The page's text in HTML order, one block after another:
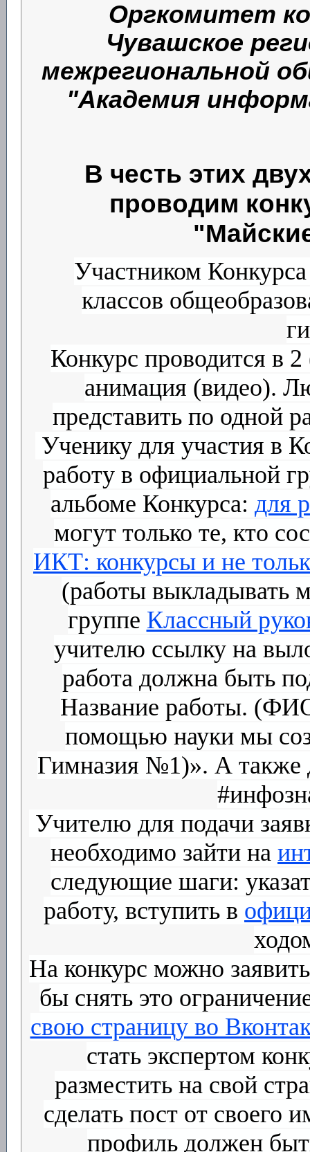
Оргкомитет
Чувашское
межрегиональной
"Академия
В честь этих
проводим
Участником
классов
Конкурс проводится в
анимация (видео).
представить по одной
Ученику для участия в
работу в официальной
альбоме Конкурса: для
могут только те, кто
ИКТ: конкурсы и не
(работы выкладывать
группе Классный
учителю ссылку на
работа должна быть
Название работы.
помощью науки мы
Гимназия №1)». А также
Учителю для подачи
необходимо зайти на
следующие шаги:
работу, вступить в
На конкурс можно
бы снять это
свою страницу во
стать экспертом
разместить на свой
сделать пост от своего
профиль должен